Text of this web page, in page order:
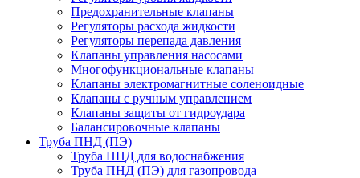
Предохранительные клапаны
Регуляторы расхода жидкости
Регуляторы перепада давления
Клапаны управления насосами
Многофункциональные клапаны
Клапаны электромагнитные соленоидные
Клапаны с ручным управлением
Клапаны защиты от гидроудара
Балансировочные клапаны
Труба ПНД (ПЭ)
Труба ПНД для водоснабжения
Труба ПНД (ПЭ) для газопровода